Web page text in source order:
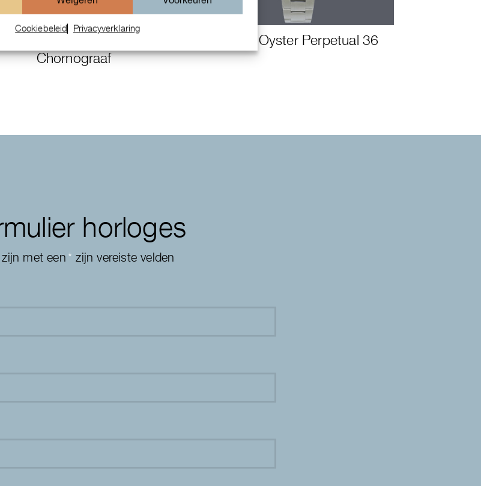
Cookiebeleid Privacyverklaring
Chornograaf
Rolex Oyster Perpetual 36
horloges
zijn met een* zijn vereiste velden